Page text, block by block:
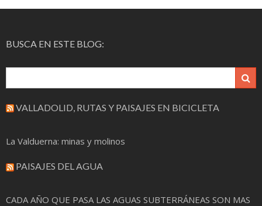
BUSCA EN ESTE BLOG:
VALLADOLID, RUTAS Y PAISAJES EN BICICLETA
La Valduerna: minas y molinos
PAISAJES DEL AGUA
CADA AÑO QUE PASA LAS AGUAS SUBTERRÁNEAS SON MAS